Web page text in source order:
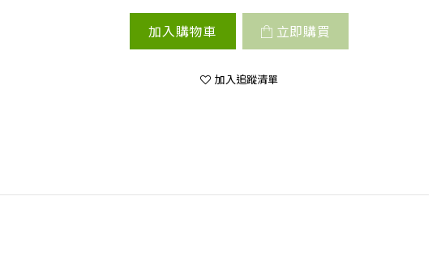
加入購物車 立即購買
加入追蹤清單